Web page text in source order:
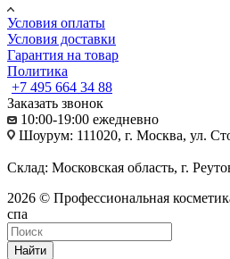
Условия оплаты
Условия доставки
Гарантия на товар
Политика
+7 495 664 34 88
Заказать звонок
10:00-19:00 ежедневно
Шоурум: 111020, г. Москва, ул.
Склад: Московская область, г.
2026 © Профессиональная
спа
Найти